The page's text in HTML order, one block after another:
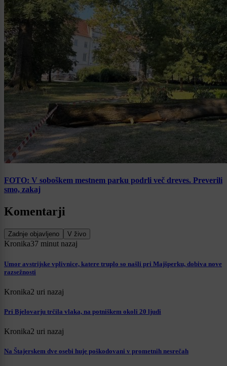
FOTO: V soboškem mestnem parku podrli več dreves. Preverili
smo, zakaj
Komentarji
Zadnje objavljeno V živo
Kronika37 minut nazaj
Umor avstrijske vplivnice, katere truplo so našli pri Majšperku, dobiva nove
razsežnosti
Kronika2 uri nazaj
Pri Bjelovarju trčila vlaka, na potniškem okoli 20 ljudi
Kronika2 uri nazaj
Na Štajerskem dve osebi huje poškodovani v prometnih nesrečah